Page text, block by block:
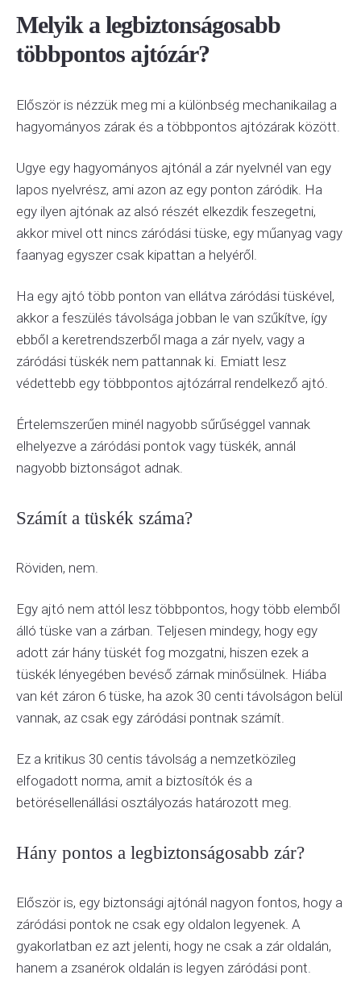
Melyik a legbiztonságosabb
többpontos ajtózár?
Először is nézzük meg mi a különbség mechanikailag a
hagyományos zárak és a többpontos ajtózárak között.
Ugye egy hagyományos ajtónál a zár nyelvnél van egy
lapos nyelvrész, ami azon az egy ponton záródik. Ha
egy ilyen ajtónak az alsó részét elkezdik feszegetni,
akkor mivel ott nincs záródási tüske, egy műanyag vagy
faanyag egyszer csak kipattan a helyéről.
Ha egy ajtó több ponton van ellátva záródási tüskével,
akkor a feszülés távolsága jobban le van szűkítve, így
ebből a keretrendszerből maga a zár nyelv, vagy a
záródási tüskék nem pattannak ki. Emiatt lesz
védettebb egy többpontos ajtózárral rendelkező ajtó.
Értelemszerűen minél nagyobb sűrűséggel vannak
elhelyezve a záródási pontok vagy tüskék, annál
nagyobb biztonságot adnak.
Számít a tüskék száma?
Röviden, nem.
Egy ajtó nem attól lesz többpontos, hogy több elemből
álló tüske van a zárban. Teljesen mindegy, hogy egy
adott zár hány tüskét fog mozgatni, hiszen ezek a
tüskék lényegében bevéső zárnak minősülnek. Hiába
van két záron 6 tüske, ha azok 30 centi távolságon belül
vannak, az csak egy záródási pontnak számít.
Ez a kritikus 30 centis távolság a nemzetközileg
elfogadott norma, amit a biztosítók és a
betörésellenállási osztályozás határozott meg.
Hány pontos a legbiztonságosabb zár?
Először is, egy biztonsági ajtónál nagyon fontos, hogy a
záródási pontok ne csak egy oldalon legyenek. A
gyakorlatban ez azt jelenti, hogy ne csak a zár oldalán,
hanem a zsanérok oldalán is legyen záródási pont.